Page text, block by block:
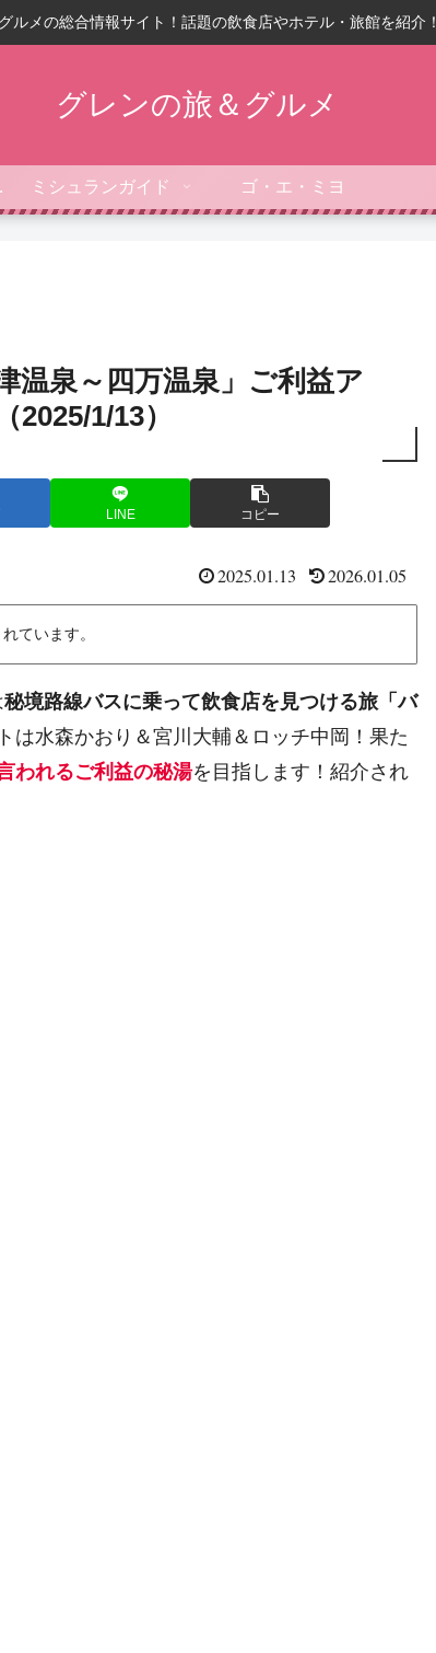
ルメの総合情報サイト！話題の飲食店やホテル・旅館を紹介！
グレンの旅＆グルメ
ド ミシュランガイド ゴ・エ・ミヨ
温泉～四万温泉」ご利益ア
1/13）
LINE コピー
2025.01.13 2026.01.05
ています。
秘境路線バスに乗って飲食店を見つける旅「バ
は水森かおり＆宮川大輔＆ロッチ中岡！果た
われるご利益の秘湯を目指します！紹介され